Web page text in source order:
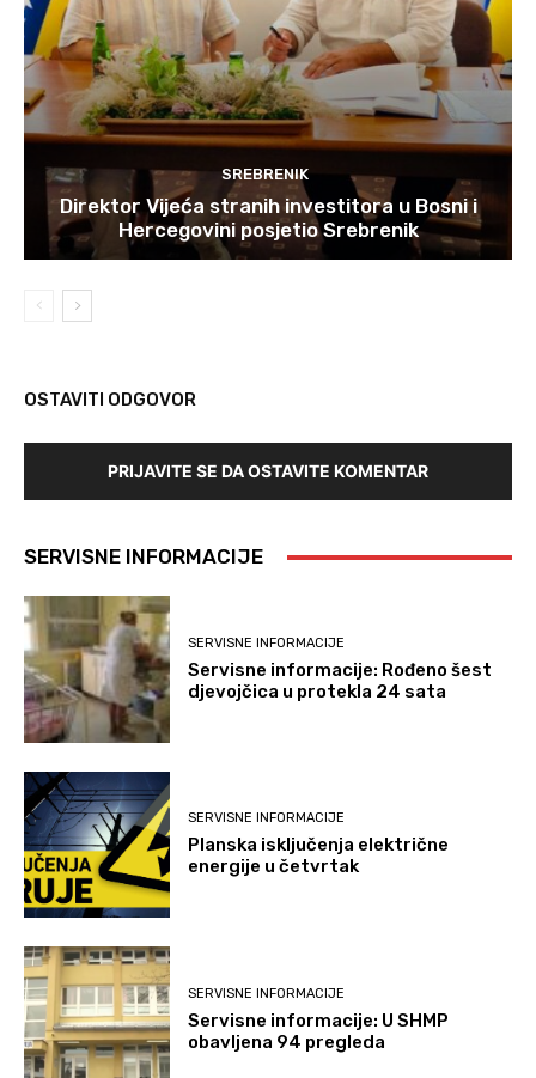
SREBRENIK
Direktor Vijeća stranih investitora u Bosni i
Hercegovini posjetio Srebrenik
OSTAVITI ODGOVOR
PRIJAVITE SE DA OSTAVITE KOMENTAR
SERVISNE INFORMACIJE
SERVISNE INFORMACIJE
Servisne informacije: Rođeno šest
djevojčica u protekla 24 sata
SERVISNE INFORMACIJE
Planska isključenja električne
energije u četvrtak
SERVISNE INFORMACIJE
Servisne informacije: U SHMP
obavljena 94 pregleda